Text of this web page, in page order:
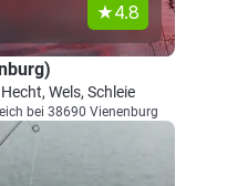
4.8
Wels, Schleie
bei 38690 Vienenburg